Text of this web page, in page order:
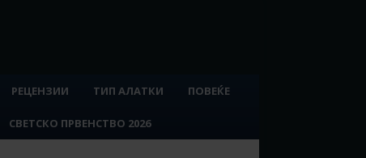
РЕЦЕНЗИИ ТИП АЛАТКИ ПОВЕЌЕ
СВЕТСКО ПРВЕНСТВО 2026